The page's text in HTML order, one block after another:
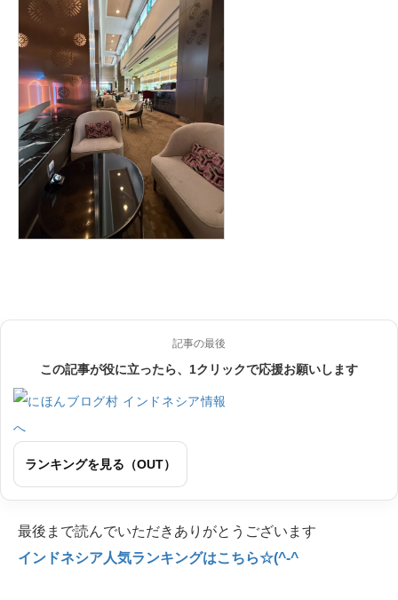
記事の最後
この記事が役に立ったら、1クリックで応援お願いします
ランキングを見る（OUT）
最後まで読んでいただきありがとうございます
インドネシア人気ランキングはこちら☆(^-^